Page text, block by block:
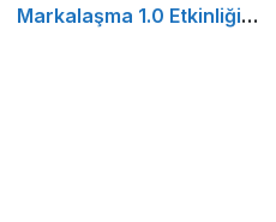
Markalaşma 1.0 Etkinliği